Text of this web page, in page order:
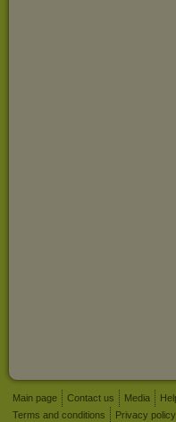
Main page Contact us Media
Terms and conditions
Privacy policy